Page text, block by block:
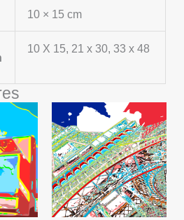
10 × 15 cm
10 X 15, 21 x 30, 33 x 48